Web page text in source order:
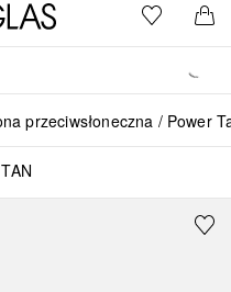
Strona główna Douglas
Do listyDo
przeciwsłoneczna Power